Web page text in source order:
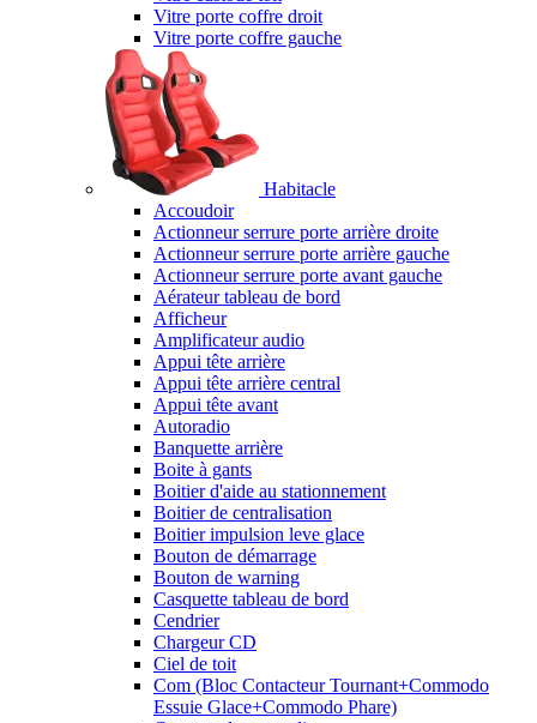
Vitre porte coffre droit
Vitre porte coffre gauche
Habitacle
Accoudoir
Actionneur serrure porte arrière droite
Actionneur serrure porte arrière gauche
Actionneur serrure porte avant gauche
Aérateur tableau de bord
Afficheur
Amplificateur audio
Appui tête arrière
Appui tête arrière central
Appui tête avant
Autoradio
Banquette arrière
Boite à gants
Boitier d'aide au stationnement
Boitier de centralisation
Boitier impulsion leve glace
Bouton de démarrage
Bouton de warning
Casquette tableau de bord
Cendrier
Chargeur CD
Ciel de toit
Com (Bloc Contacteur Tournant+Commodo
Essuie Glace+Commodo Phare)